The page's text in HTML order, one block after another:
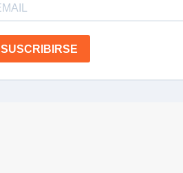
SUSCRIBIRSE